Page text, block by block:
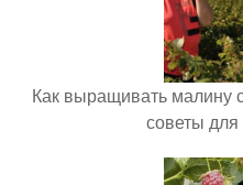
Как выращивать малину
советы